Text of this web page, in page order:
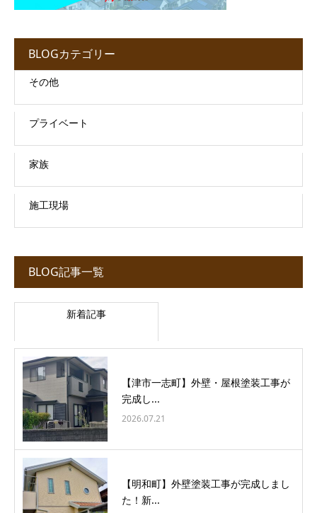
BLOGカテゴリー
その他
プライベート
家族
施工現場
BLOG記事一覧
新着記事
【津市一志町】外壁・屋根塗装工事が
完成し...
2026.07.21
【明和町】外壁塗装工事が完成しまし
た！新...